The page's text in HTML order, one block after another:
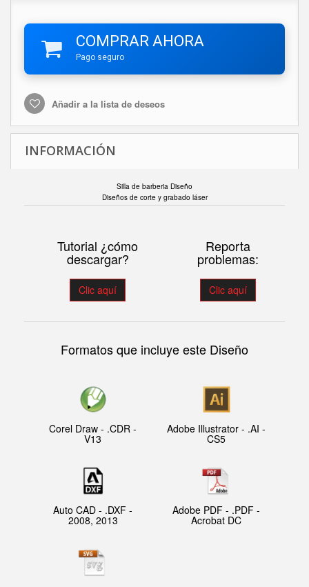
COMPRAR AHORA
Pago seguro
Añadir a la lista de deseos
INFORMACIÓN
Silla de barberia Diseño
Diseños de corte y grabado láser
Tutorial ¿cómo
descargar?
Clic aquí
Reporta
problemas:
Clic aquí
Formatos que incluye este Diseño
Corel Draw - .CDR -
V13
Adobe Illustrator - .AI -
CS5
Auto CAD - .DXF -
2008, 2013
Adobe PDF - .PDF -
Acrobat DC